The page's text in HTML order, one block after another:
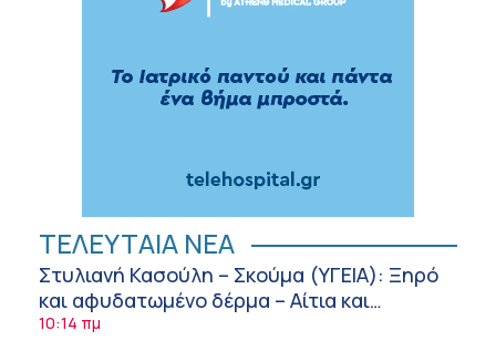
ΤΕΛΕΥΤΑΙΑ ΝΕΑ
Στυλιανή Κασούλη – Σκούμα (ΥΓΕΙΑ): Ξηρό
και αφυδατωμένο δέρμα – Αίτια και
αντιμετώπιση
10:14 πμ